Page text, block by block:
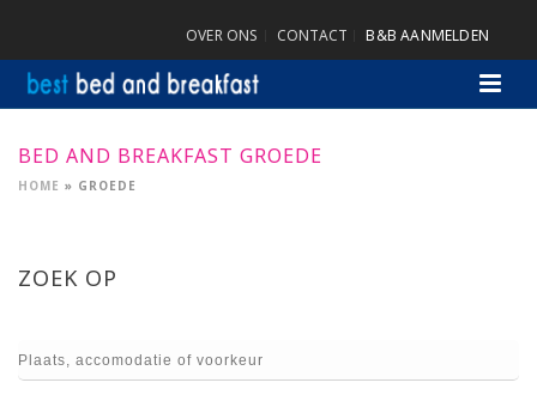
OVER ONS CONTACT B&B AANMELDEN
BED AND BREAKFAST GROEDE
HOME » GROEDE
ZOEK OP